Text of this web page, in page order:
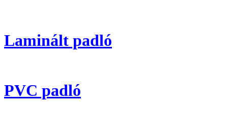
Laminált padló
PVC padló